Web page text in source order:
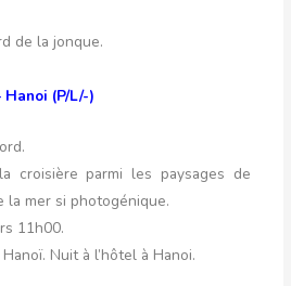
de la jonque.
(P/L/-)
croisière parmi les paysages de
la mer si photogénique.
11h00.
Nuit à l’hôtel à Hanoi.